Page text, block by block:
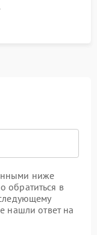
ниже
обратиться в
нашли ответ на